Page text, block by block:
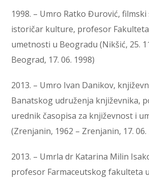
1998. – Umro Ratko Đurović, filmski
istoričar kulture, profesor
umetnosti u Beogradu (Nikšić, 25.
Beograd, 17. 06. 1998)
2013. – Umro Ivan Danikov,
Banatskog udruženja književnika,
urednik časopisa za književnost i
(Zrenjanin, 1962 – Zrenjanin, 17. 06.
2013. – Umrla dr Katarina Milin
profesor Farmaceutskog fakulteta